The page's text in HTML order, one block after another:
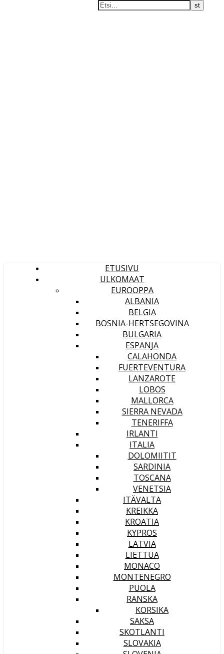
ETUSIVU
ULKOMAAT
EUROOPPA
ALBANIA
BELGIA
BOSNIA-HERTSEGOVINA
BULGARIA
ESPANJA
CALAHONDA
FUERTEVENTURA
LANZAROTE
LOBOS
MALLORCA
SIERRA NEVADA
TENERIFFA
IRLANTI
ITALIA
DOLOMIITIT
SARDINIA
TOSCANA
VENETSIA
ITÄVALTA
KREIKKA
KROATIA
KYPROS
LATVIA
LIETTUA
MONACO
MONTENEGRO
PUOLA
RANSKA
KORSIKA
SAKSA
SKOTLANTI
SLOVAKIA